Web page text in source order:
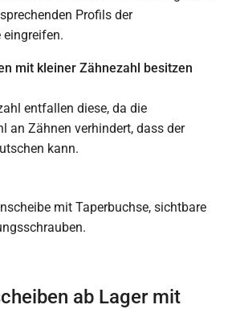
Profils der
mit kleiner Zähnezahl besitzen
entfallen diese, da die
an Zähnen verhindert, dass der
kann.
ab Lager mit